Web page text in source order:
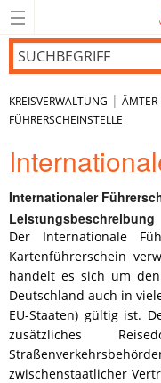
KREISVERWALTUNG | ÄMTER
FÜHRERSCHEINSTELLE
Internationaler
Leistungsbeschreibung
Der Internationale
Kartenführerschein
handelt es sich um
Deutschland auch in
EU-Staaten) gültig ist.
zusätzliches
zwischenstaatlicher